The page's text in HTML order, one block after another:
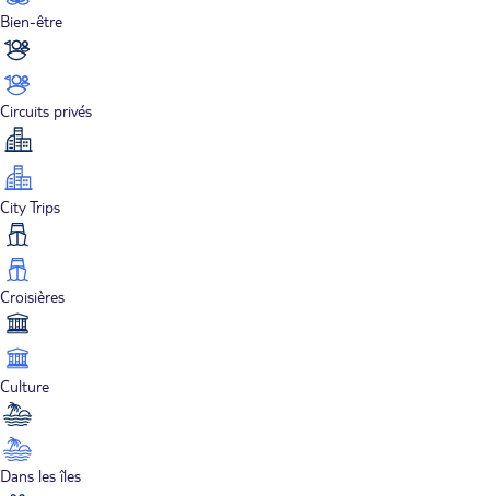
Bien-être
Circuits privés
City Trips
Croisières
Culture
Dans les îles